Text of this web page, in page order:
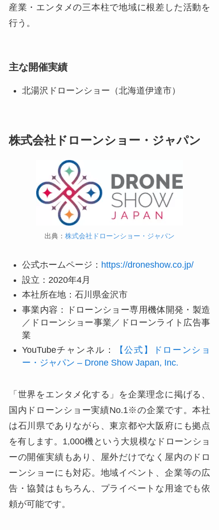
産業・エンタメの三本柱で地域に根差した活動を
行う。
主な開催実績
北湯沢ドローンショー（北海道伊達市）
株式会社ドローンショー・ジャパン
出典： 株式会社ドローンショー・ジャパン
公式ホームページ： https://droneshow.co.jp/
設立：2020年4月
本社所在地：石川県金沢市
事業内容：ドローンショー専用機体開発・製造
／ドローンショー事業／ドローンライト広告事
業
YouTubeチャンネル：
【公式】ドローンショ
ー・ジャパン – Drone Show Japan, Inc.
「世界をエンタメ化する」を企業理念に掲げる、
国内ドローンショー実績No.1※の企業です。本社
は石川県でありながら、東京都や大阪府にも拠点
を有します。1,000機という大規模なドローンショ
ーの開催実績もあり、屋外だけでなく屋内のドロ
ーンショーにも対応。地域イベント、企業等の広
告・協賛はもちろん、プライベートな用途でも依
頼が可能です。